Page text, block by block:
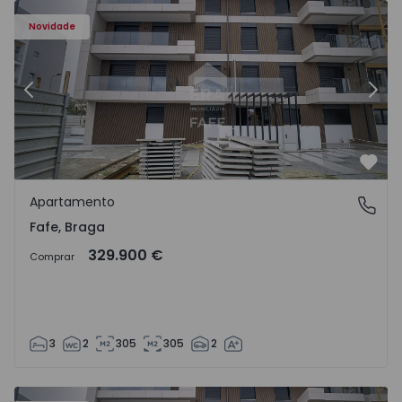
Novidade
Anterior
Fafe, Braga
Apartamento
Fafe, Braga
Comprar 329.900 €
3 2 305 305 2